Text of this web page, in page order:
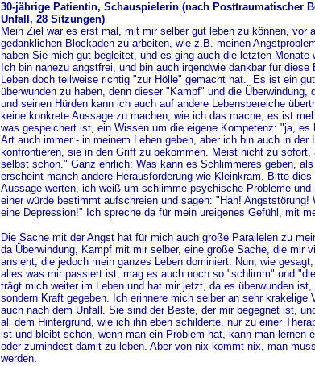
30-jährige Patientin, Schauspielerin (nach Posttraumatischer
Unfall, 28 Sitzungen)
Mein Ziel war es erst mal, mit mir selber gut leben zu können, vor
gedanklichen Blockaden zu arbeiten, wie z.B. meinen
haben Sie mich gut begleitet, und es ging auch die letzten Monate
Ich bin nahezu angstfrei, und bin auch irgendwie dankbar für diese
Leben doch teilweise richtig "zur Hölle" gemacht hat. Es ist ein
überwunden zu haben, denn dieser "Kampf" und die Überwindung,
und seinen Hürden kann ich auch auf andere Lebensbereiche
keine konkrete Aussage zu machen, wie ich das mache, es ist
was gespeichert ist, ein Wissen um die eigene Kompetenz: "ja,
Art auch immer - in meinem Leben geben, aber ich bin auch in der
konfrontieren, sie in den Griff zu bekommen. Meist nicht zu
selbst schon." Ganz ehrlich: Was kann es Schlimmeres geben,
erscheint manch andere Herausforderung wie Kleinkram. Bitte
Aussage werten, ich weiß um schlimme psychische Probleme und
einer würde bestimmt aufschreien und sagen: "Hah!
eine Depression!" Ich spreche da für mein ureigenes Gefühl, mit
Die Sache mit der Angst hat für mich auch große Parallelen zu
da Überwindung, Kampf mit mir selber, eine große Sache, die mir
ansieht, die jedoch mein ganzes Leben dominiert. Nun, wie
alles was mir passiert ist, mag es auch noch so "schlimm" und
trägt mich weiter im Leben und hat mir jetzt, da es überwunden
sondern Kraft gegeben. Ich erinnere mich selber an sehr krakelige
auch nach dem Unfall. Sie sind der Beste, der mir begegnet ist,
all dem Hintergrund, wie ich ihn eben schilderte, nur zu einer
ist und bleibt schön, wenn man ein Problem hat, kann man lernen
oder zumindest damit zu leben. Aber von nix kommt nix, man
werden.